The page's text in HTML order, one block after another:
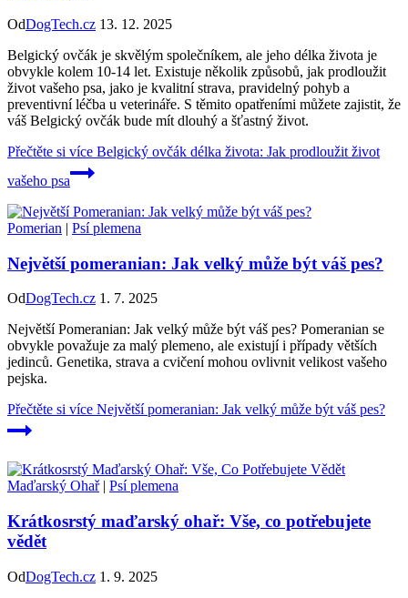
OdDogTech.cz 13. 12. 2025
Belgický ovčák je skvělým společníkem, ale jeho délka života je
obvykle kolem 10-14 let. Existuje několik způsobů, jak prodloužit
život vašeho psa, jako je kvalitní strava, pravidelný pohyb a
preventivní léčba u veterináře. S těmito opatřeními můžete zajistit, že
váš Belgický ovčák bude mít dlouhý a šťastný život.
Přečtěte si více Belgický ovčák délka života: Jak prodloužit život
vašeho psa
Pomerian | Psí plemena
Největší pomeranian: Jak velký může být váš pes?
OdDogTech.cz 1. 7. 2025
Největší Pomeranian: Jak velký může být váš pes? Pomeranian se
obvykle považuje za malý plemeno, ale existují i případy větších
jedinců. Genetika, strava a cvičení mohou ovlivnit velikost vašeho
pejska.
Přečtěte si více Největší pomeranian: Jak velký může být váš pes?
Maďarský Ohař| Psí plemena
Krátkosrstý maďarský ohař: Vše, co potřebujete
vědět
OdDogTech.cz 1. 9. 2025